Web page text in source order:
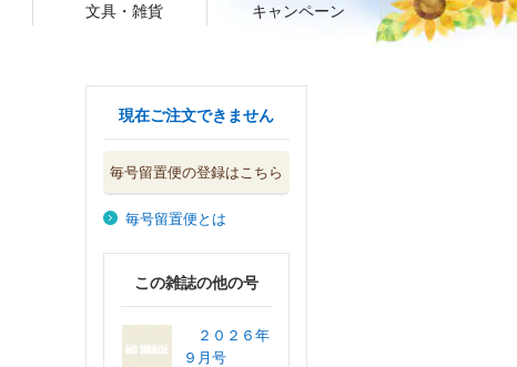
文具・雑貨 キャンペーン
現在ご注文できません
毎号留置便の登録はこちら
毎号留置便とは
この雑誌の他の号
２０２６年
９月号